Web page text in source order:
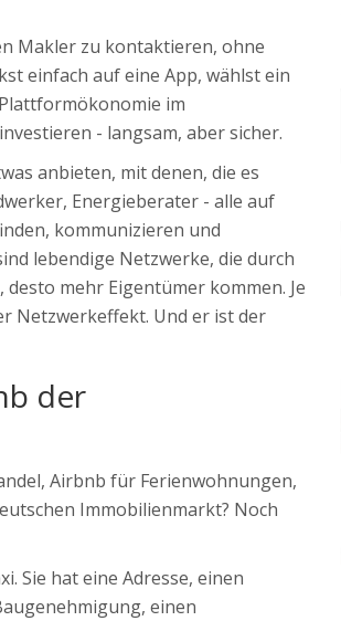
Makler zu kontaktieren, ohne
einfach auf eine App, wählst ein
im
- langsam, aber sicher.
anbieten, mit denen, die es
Energieberater - alle auf
kommunizieren und
lebendige Netzwerke, die durch
mehr Eigentümer kommen. Je
Netzwerkeffekt. Und er ist der
der
Airbnb für Ferienwohnungen,
Immobilienmarkt? Noch
Sie hat eine Adresse, einen
einen